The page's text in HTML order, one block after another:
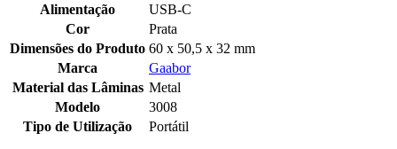
Alimentação
USB-C
Cor
Prata
Dimensões do Produto 60 x 50,5 x 32 mm
Marca
Gaabor
Material das Lâminas Metal
Modelo
3008
Tipo de Utilização
Portátil